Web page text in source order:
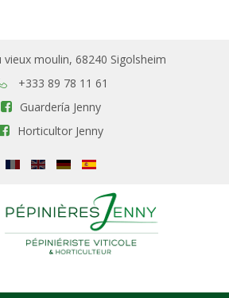
vieux moulin, 68240 Sigolsheim
+333 89 78 11 61
Guardería Jenny
Horticultor Jenny